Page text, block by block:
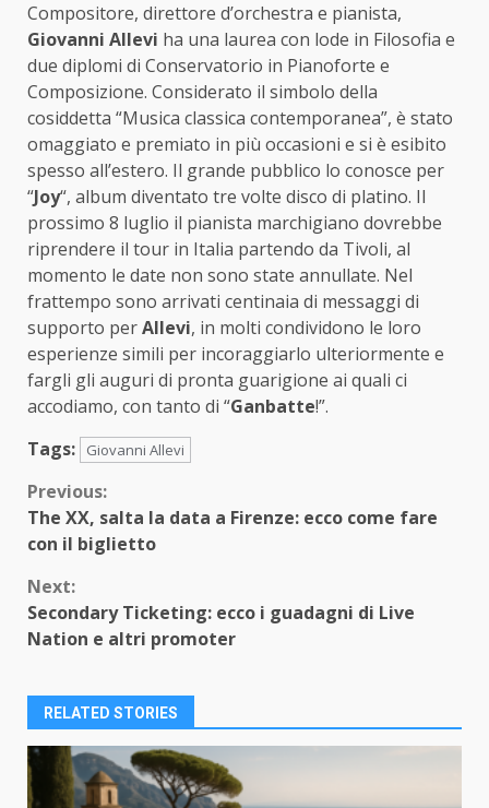
Compositore, direttore d’orchestra e pianista,
Giovanni Allevi ha una laurea con lode in Filosofia e
due diplomi di Conservatorio in Pianoforte e
Composizione. Considerato il simbolo della
cosiddetta “Musica classica contemporanea”, è stato
omaggiato e premiato in più occasioni e si è esibito
spesso all’estero. Il grande pubblico lo conosce per
“Joy“, album diventato tre volte disco di platino. Il
prossimo 8 luglio il pianista marchigiano dovrebbe
riprendere il tour in Italia partendo da Tivoli, al
momento le date non sono state annullate. Nel
frattempo sono arrivati centinaia di messaggi di
supporto perAllevi, in molti condividono le loro
esperienze simili per incoraggiarlo ulteriormente e
fargli gli auguri di pronta guarigione ai quali ci
accodiamo, con tanto di “Ganbatte!”.
Tags:
Giovanni Allevi
Continue
Reading
Previous:
The XX, salta la data a Firenze: ecco come fare
con il biglietto
Next:
Secondary Ticketing: ecco i guadagni di Live
Nation e altri promoter
RELATED STORIES